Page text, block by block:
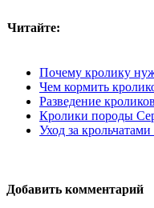
Читайте:
Почему кролику
Чем кормить
Разведение
Кролики породы
Уход за
Добавить комментарий